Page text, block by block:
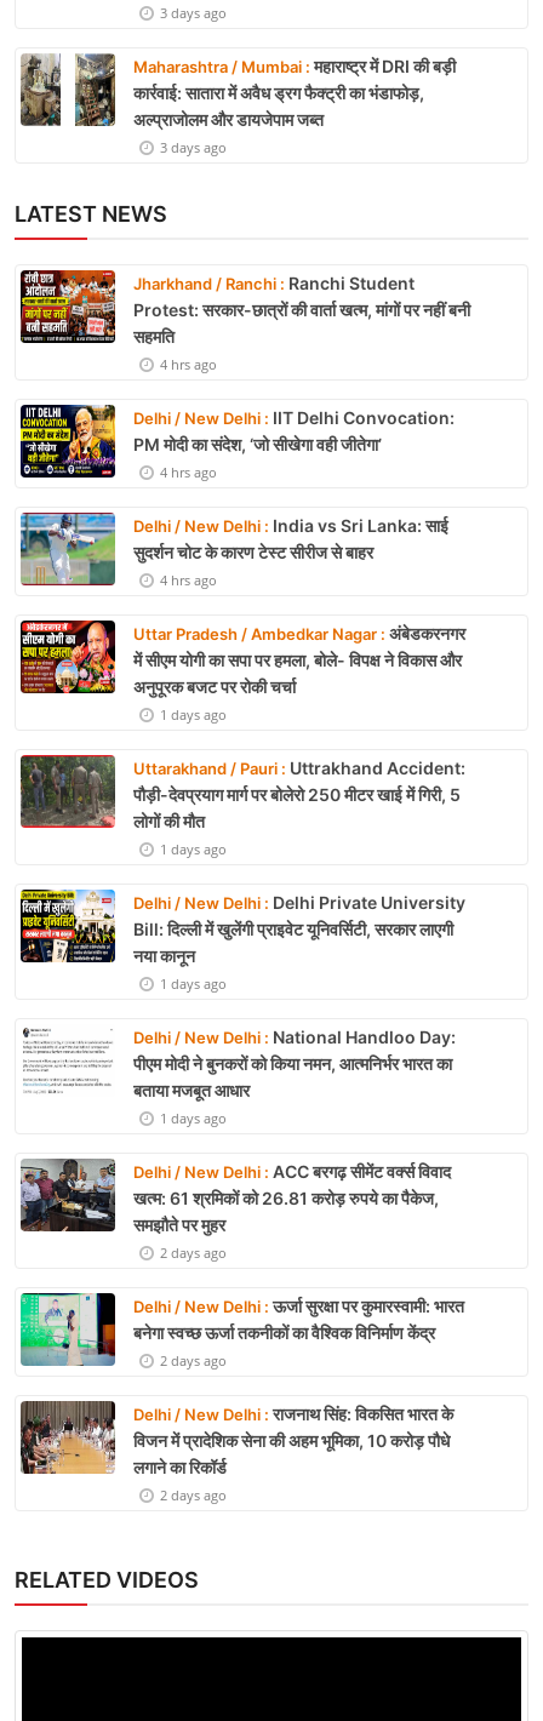
3 days ago
Maharashtra / Mumbai :महाराष्ट्र में DRI की बड़ी
कार्रवाई: सातारा में अवैध ड्रग फैक्ट्री का भंडाफोड़,
अल्प्राजोलम और डायजेपाम जब्त
3 days ago
LATEST NEWS
Jharkhand / Ranchi : Ranchi Student
Protest: सरकार-छात्रों की वार्ता खत्म, मांगों पर नहीं बनी
सहमति
4 hrs ago
Delhi / New Delhi : IIT Delhi Convocation:
PM मोदी का संदेश, ‘जो सीखेगा वही जीतेगा’
4 hrs ago
Delhi / New Delhi : India vs Sri Lanka: साई
सुदर्शन चोट के कारण टेस्ट सीरीज से बाहर
4 hrs ago
Uttar Pradesh / Ambedkar Nagar : अंबेडकरनगर
में सीएम योगी का सपा पर हमला, बोले- विपक्ष ने विकास और
अनुपूरक बजट पर रोकी चर्चा
1 days ago
Uttarakhand / Pauri : Uttrakhand Accident:
पौड़ी-देवप्रयाग मार्ग पर बोलेरो 250 मीटर खाई में गिरी, 5
लोगों की मौत
1 days ago
Delhi / New Delhi : Delhi Private University
Bill: दिल्ली में खुलेंगी प्राइवेट यूनिवर्सिटी, सरकार लाएगी
नया कानून
1 days ago
Delhi / New Delhi : National Handloo Day:
पीएम मोदी ने बुनकरों को किया नमन, आत्मनिर्भर भारत का
बताया मजबूत आधार
1 days ago
Delhi / New Delhi : ACC बरगढ़ सीमेंट वर्क्स विवाद
खत्म: 61 श्रमिकों को 26.81 करोड़ रुपये का पैकेज,
समझौते पर मुहर
2 days ago
Delhi / New Delhi :ऊर्जा सुरक्षा पर कुमारस्वामी: भारत
बनेगा स्वच्छ ऊर्जा तकनीकों का वैश्विक विनिर्माण केंद्र
2 days ago
Delhi / New Delhi :राजनाथ सिंह: विकसित भारत के
विजन में प्रादेशिक सेना की अहम भूमिका, 10 करोड़ पौधे
लगाने का रिकॉर्ड
2 days ago
RELATED VIDEOS